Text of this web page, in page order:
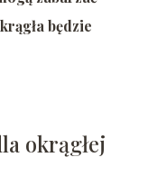
będzie
okrągłej